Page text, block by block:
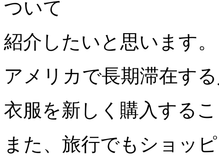
ついて
紹介したいと思います。
アメリカで長期滞在す
衣服を新しく購入する
また、旅行でもショッ